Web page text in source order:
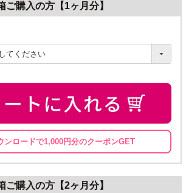
ご購入の方【1ヶ月分】
ンロードで1,000円分のクーポンGET
ご購入の方【2ヶ月分】